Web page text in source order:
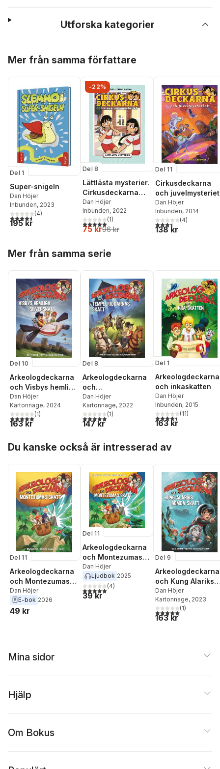
Utforska kategorier
Mer från samma författare
Del 1
Super-snigeln
Dan Höjer
Inbunden, 2023
4,5utav 5 stjärnor. Totalt antal röster:
(4)
195 kr
-22%
Del 8
Lättlästa mysterier.
Cirkusdeckarna
och
klassrumsmysteriet
Dan Höjer
Inbunden, 2022
5,0utav 5 stjärnor. Totalt antal röster:
(1)
75 kr96 kr
Del 11
Cirkusdeckarna
och juvelmysteriet
Dan Höjer
Inbunden, 2014
3,5utav 5 stjärnor.
(4)
138 kr
Mer från samma serie
Del 10
Arkeologdeckarna
och Visbys hemliga
silverskatt
Dan Höjer
Kartonnage, 2024
5,0utav 5 stjärnor. Totalt antal röster:
(1)
163 kr
Del 8
Arkeologdeckarna
och
tempelriddarnas
skatt
Dan Höjer
Kartonnage, 2022
5,0utav 5 stjärnor. Totalt antal röster:
(1)
147 kr
Del 1
Arkeologdeckarna
och inkaskatten
Dan Höjer
Inbunden, 2015
4,4utav 5 stjärnor.
(11)
163 kr
Du kanske också är intresserad av
Del 11
Arkeologdeckarna
och Montezumas
skatt
Dan Höjer
E-bok 2026
49 kr
Del 11
Arkeologdeckarna
och Montezumas
skatt
Dan Höjer
Ljudbok 2025
5,0utav 5 stjärnor. Totalt antal röster:
(4)
39 kr
Del 9
Arkeologdeckarna
och Kung Alariks
gömda skatt
Dan Höjer
Kartonnage, 2023
5,0utav 5 stjärnor.
(1)
163 kr
Mina sidor
Hjälp
Om Bokus